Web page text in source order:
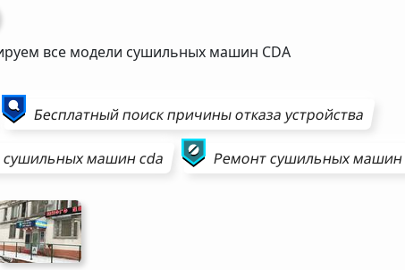
все модели сушильных машин CDA
Бесплатный поиск причины отказа устройства
сушильных машинcda Ремонтсушильных машин